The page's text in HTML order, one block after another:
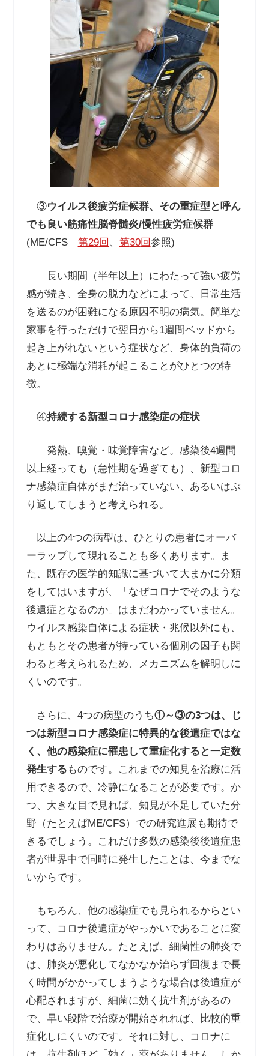
③ウイルス後疲労症候群、その重症型と呼ん
でも良い筋痛性脳脊髄炎/慢性疲労症候群
(ME/CFS
第29回 、 第30回参照)
長い期間（半年以上）にわたって強い疲労
感が続き、全身の脱力などによって、日常生活
を送るのが困難になる原因不明の病気。簡単な
家事を行っただけで翌日から1週間ベッドから
起き上がれないという症状など、身体的負荷の
あとに極端な消耗が起こることがひとつの特
徴。
④持続する新型コロナ感染症の症状
発熱、嗅覚・味覚障害など。感染後4週間
以上経っても（急性期を過ぎても）、新型コロ
ナ感染症自体がまだ治っていない、あるいはぶ
り返してしまうと考えられる。
以上の4つの病型は、ひとりの患者にオーバ
ーラップして現れることも多くあります。ま
た、既存の医学的知識に基づいて大まかに分類
をしてはいますが、「なぜコロナでそのような
後遺症となるのか」はまだわかっていません。
ウイルス感染自体による症状・兆候以外にも、
もともとその患者が持っている個別の因子も関
わると考えられるため、メカニズムを解明しに
くいのです。
さらに、 4つの病型のうち①～③の3つは、じ
つは新型コロナ感染症に特異的な後遺症ではな
く、他の感染症に罹患して重症化すると一定数
発生する ものです。これまでの知見を治療に活
用できるので、冷静になることが必要です。か
つ、大きな目で見れば、知見が不足していた分
野（たとえばME/CFS）での研究進展も期待で
きるでしょう。これだけ多数の感染後後遺症患
者が世界中で同時に発生したことは、今までな
いからです。
もちろん、他の感染症でも見られるからとい
って、コロナ後遺症がやっかいであることに変
わりはありません。たとえば、細菌性の肺炎で
は、肺炎が悪化してなかなか治らず回復まで長
く時間がかかってしまうような場合は後遺症が
心配されますが、細菌に効く抗生剤があるの
で、早い段階で治療が開始されれば、比較的重
症化しにくいのです。それに対し、コロナに